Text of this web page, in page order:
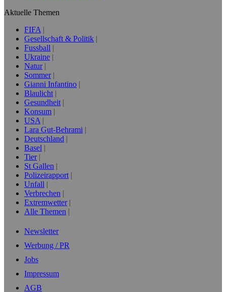
Aktuelle Themen
FIFA
Gesellschaft & Politik
Fussball
Ukraine
Natur
Sommer
Gianni Infantino
Blaulicht
Gesundheit
Konsum
USA
Lara Gut-Behrami
Deutschland
Basel
Tier
St Gallen
Polizeirapport
Unfall
Verbrechen
Extremwetter
Alle Themen
Newsletter
Werbung / PR
Jobs
Impressum
AGB